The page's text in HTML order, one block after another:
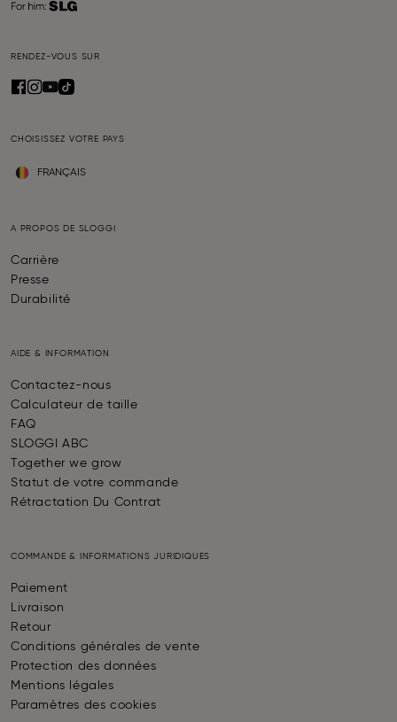
RENDEZ-VOUS SUR
CHOISISSEZ VOTRE PAYS
FRANÇAIS
A PROPOS DE SLOGGI
Carrière
Presse
Durabilité
AIDE & INFORMATION
Contactez-nous
Calculateur de taille
FAQ
SLOGGI ABC
Together we grow
Statut de votre commande
Rétractation Du Contrat
COMMANDE & INFORMATIONS JURIDIQUES
Paiement
Livraison
Retour
Conditions générales de vente
Protection des données
Mentions légales
Paramètres des cookies